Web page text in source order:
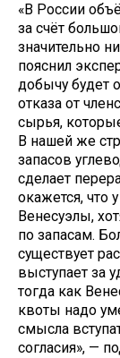
«В России
за счёт
значительно
пояснил
добычу будет
отказа от
сырья,
В нашей же
запасов
сделает
окажется, что
Венесуэлы,
по запасам.
существует
выступает за
тогда как
квоты надо
смысла
согласия», —